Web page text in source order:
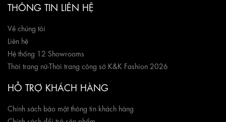
THÔNG TIN LIÊN HỆ
Về chúng tôi
Liên hệ
Hệ thống 12 Showrooms
Thời trang nữ-Thời trang công sở K&K Fashion 2026
HỖ TRỢ KHÁCH HÀNG
Chính sách bảo mật thông tin khách hàng